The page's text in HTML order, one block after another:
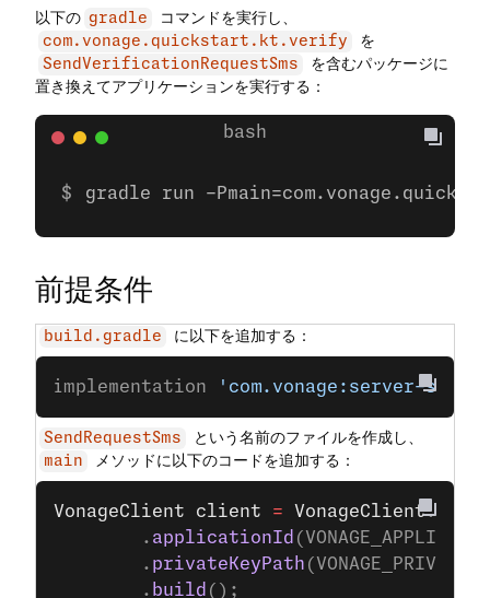
以下の gradle コマンドを実行し、
com.vonage.quickstart.kt.verify を
SendVerificationRequestSms
を含むパッケージに
置き換えてアプリケーションを実行する：
gradle run -
前提条件
build.gradle に以下を追加する：
implementation 'com.vonage:server-
SendRequestSms という名前のファイルを作成し、
main メソッドに以下のコードを追加する：
VonageClient client = VonageClient.
		.
applicationId
		.
privateKeyPath
		.
build ();